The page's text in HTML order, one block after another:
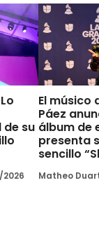
de su
El músico
Páez
álbum de
presenta
sencillo
Matheo